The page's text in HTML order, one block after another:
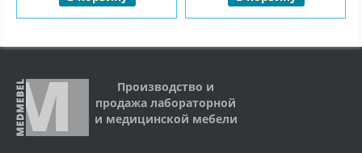
Производство и
продажа лабораторной
и медицинской мебели